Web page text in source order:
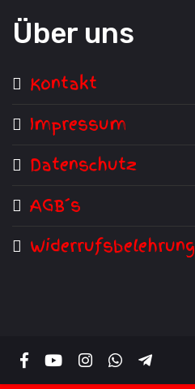
Über uns
Kontakt
Impressum
Datenschutz
AGB´s
Widerrufsbelehrung